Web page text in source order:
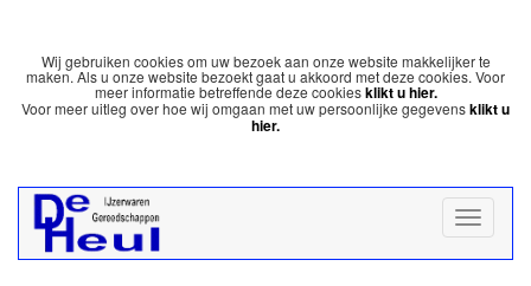
Wij gebruiken cookies om uw bezoek aan onze website makkelijker te
maken. Als u onze website bezoekt gaat u akkoord met deze cookies. Voor
meer informatie betreffende deze cookiesklikt u hier.
Voor meer uitleg over hoe wij omgaan met uw persoonlijke gegevensklikt u
hier.